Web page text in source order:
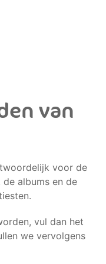
van
voor de
albums en de
vul dan het
we vervolgens